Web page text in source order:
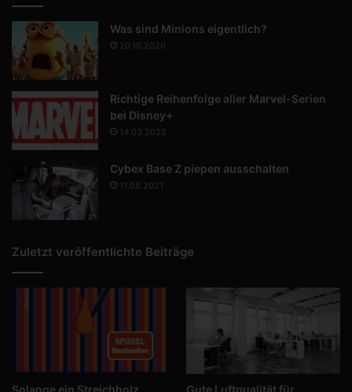
Was sind Minions eigentlich?
20.10.2020
Richtige Reihenfolge aller Marvel-Serien
bei Disney+
14.03.2022
Cybex Base Z piepen ausschalten
11.08.2021
Zuletzt veröffentlichte Beiträge